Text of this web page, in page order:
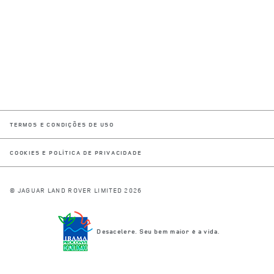
TERMOS E CONDIÇÕES DE USO
COOKIES E POLÍTICA DE PRIVACIDADE
© JAGUAR LAND ROVER LIMITED 2026
Desacelere. Seu bem maior é a vida.